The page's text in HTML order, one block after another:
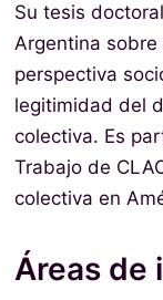
Su tesis
Argentina
perspectiva
legitimidad del
colectiva. Es
Trabajo de
colectiva en
Áreas de